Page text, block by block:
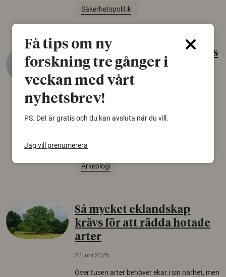
Säkerhetspolitik
Gammalt skinn var Sveriges
äldsta sko
22 juni 2026
Det som arkeologer länge trodde var en
Norden.
Arkeologi
Så mycket eklandskap
krävs för att rädda hotade
arter
22 juni 2026
Över tusen arter behöver ekar i sin närhet, men
Få tips om ny
forskning tre gånger i
veckan med vårt
nyhetsbrev!
PS. Det är gratis och du kan avsluta när du vill.
Jag vill prenumerera